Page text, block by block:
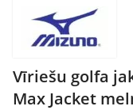
Vīriešu golfa
Max Jacket